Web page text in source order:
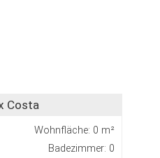
Costa
Wohnfläche: 0 m²
Badezimmer: 0